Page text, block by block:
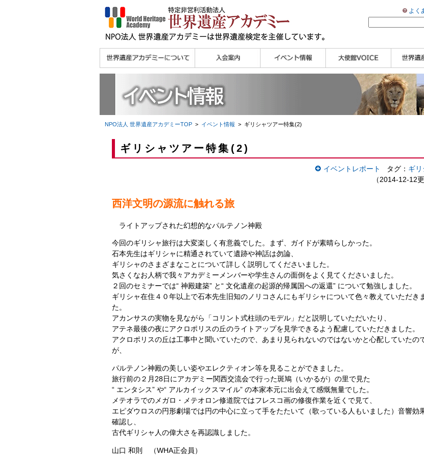
よく
理念
メッセージ
主な活動内容
沿革
組織図・役員
研究員紹介 >>
宮澤 光 MIYAZAWA, Hikaru
研究員によるメディ
ア協力など
法人会員・協賛団体
メディア協力／プレ
個人会員
法人会員
会報誌サンプル
会員限定ページ 講演会
大使館セミナー
展示会
講座・セミナー
ツアー情報
イベントレポート 研究員ブ
マイスタ
き
WHAフォ
ー
世界遺産
世界遺産
HP
学習アシ
世界遺産
【pamon
NPO法人 世界遺産アカデミーTOP> イベント情報 > ギリシャツアー特集(2)
ギリシャツアー特集(2)
イベントレポート タグ： ギリ
（2014-12-12更
西洋文明の源流に触れる旅
ライトアップされた幻想的なパルテノン神殿
今回のギリシャ旅行は大変楽しく有意義でした。まず、ガイドが素晴らしかった。
石本先生はギリシャに精通されていて遺跡や神話は勿論、
ギリシャのさまざまなことについて詳しく説明してくださいました。
気さくなお人柄で我々アカデミーメンバーや学生さんの面倒をよく見てくださいました。
２回のセミナーでは“ 神殿建築” と“ 文化遺産の起源的帰属国への返還” について勉強しました。
ギリシャ在住４０年以上で石本先生旧知のノリコさんにもギリシャについて色々教えていただき
た。
アカンサスの実物を見ながら「コリント式柱頭のモデル」だと説明していただいたり、
アテネ最後の夜にアクロポリスの丘のライトアップを見学できるよう配慮していただきました。
アクロポリスの丘は工事中と聞いていたので、あまり見られないのではないかと心配していたの
が、
パルテノン神殿の美しい姿やエレクティオン等を見ることができました。
旅行前の２月28日にアカデミー関西交流会で行った斑鳩（いかるが）の里で見た
“ エンタシス” や“ アルカイックスマイル” の本家本元に出会えて感慨無量でした。
メテオラでのメガロ・メテオロン修道院ではフレスコ画の修復作業を近くで見て、
エピダウロスの円形劇場では円の中心に立って手をたたいて（歌っている人もいました）音響効
確認し、
古代ギリシャ人の偉大さを再認識しました。
山口 和則 （WHA正会員）